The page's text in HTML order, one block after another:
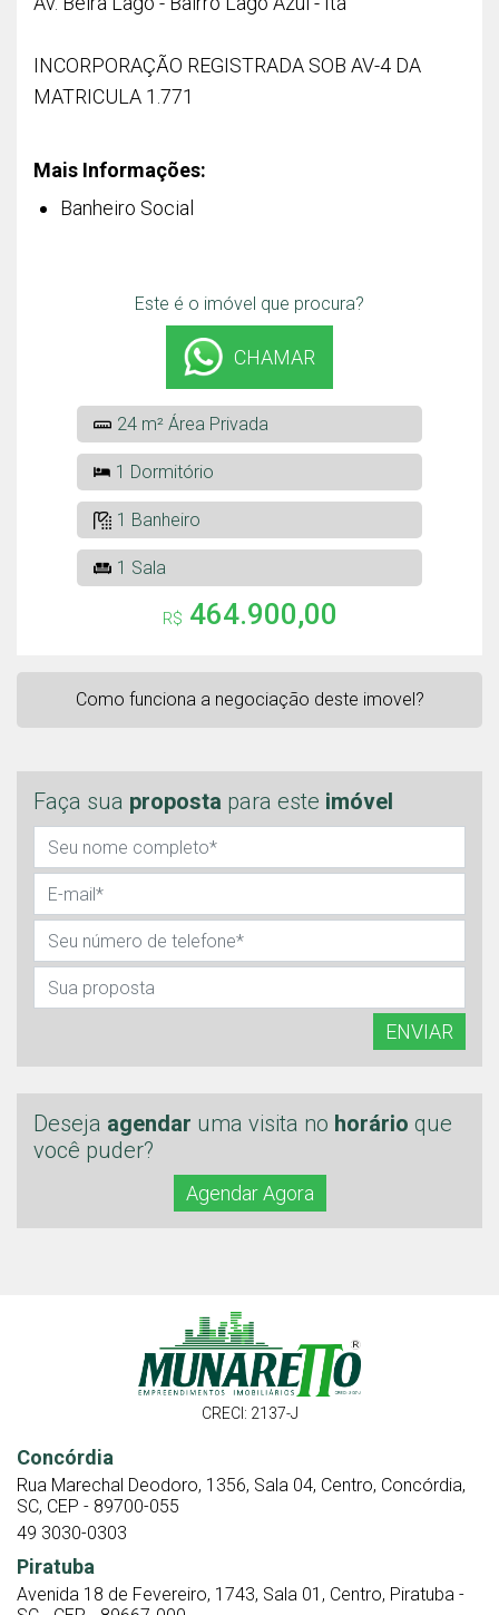
Faça sua proposta para este imóvel
ENVIAR
Deseja agendar uma visita no horário que
você puder?
Agendar Agora
INCORPORAÇÃO REGISTRADA SOB AV-4 DA
MATRICULA 1.771
Mais Informações:
Banheiro Social
Este é o imóvel que procura?
CHAMAR
24 m² Área Privada
1 Dormitório
1 Banheiro
1 Sala
R$ 464.900,00
Como funciona a negociação deste imovel?
CRECI: 2137-J
Concórdia
Rua Marechal Deodoro, 1356, Sala 04, Centro, Concórdia,
SC, CEP - 89700-055
49 3030-0303
Piratuba
Avenida 18 de Fevereiro, 1743, Sala 01, Centro, Piratuba -